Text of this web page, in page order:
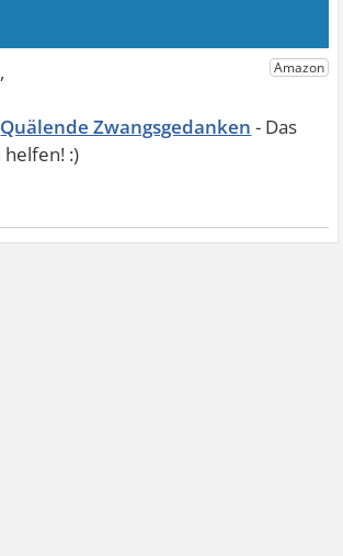
Quälende Zwangsgedanken